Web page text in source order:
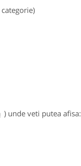
) unde veti putea afisa: